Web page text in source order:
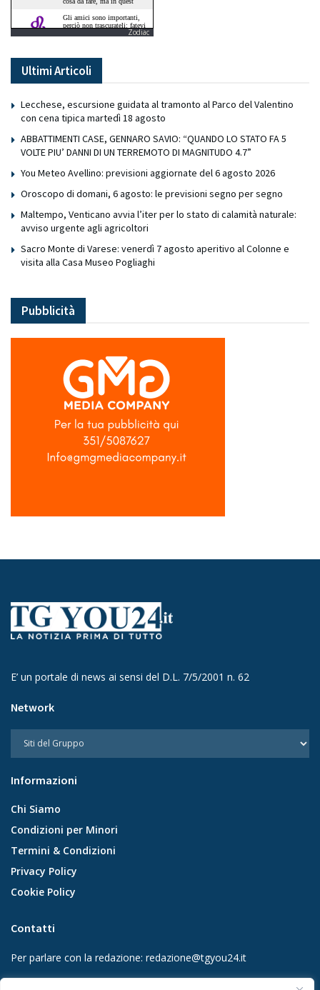
Zodiac
Ultimi Articoli
Lecchese, escursione guidata al tramonto al Parco del Valentino
con cena tipica martedì 18 agosto
ABBATTIMENTI CASE, GENNARO SAVIO: “QUANDO LO STATO FA 5
VOLTE PIU’ DANNI DI UN TERREMOTO DI MAGNITUDO 4.7”
You Meteo Avellino: previsioni aggiornate del 6 agosto 2026
Oroscopo di domani, 6 agosto: le previsioni segno per segno
Maltempo, Venticano avvia l’iter per lo stato di calamità naturale:
avviso urgente agli agricoltori
Sacro Monte di Varese: venerdì 7 agosto aperitivo al Colonne e
visita alla Casa Museo Pogliaghi
Pubblicità
E’ un portale di news ai sensi del D.L. 7/5/2001 n. 62
Network
Informazioni
Chi Siamo
Condizioni per Minori
Termini & Condizioni
Privacy Policy
Cookie Policy
Contatti
Per parlare con la redazione: redazione@tgyou24.it